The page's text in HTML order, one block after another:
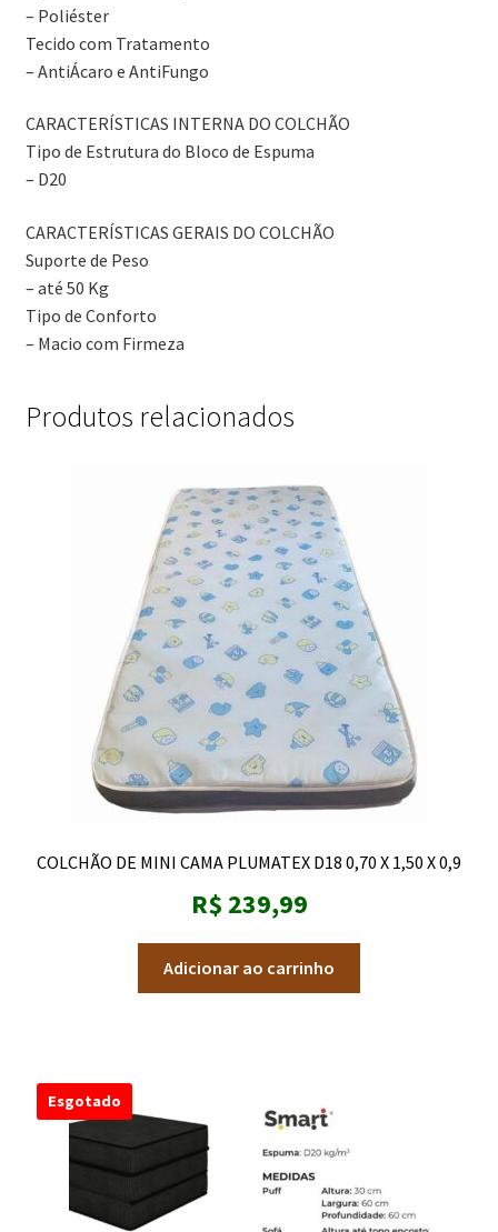
– Poliéster
Tecido com Tratamento
– AntiÁcaro e AntiFungo
CARACTERÍSTICAS INTERNA DO COLCHÃO
Tipo de Estrutura do Bloco de Espuma
– D20
CARACTERÍSTICAS GERAIS DO COLCHÃO
Suporte de Peso
– até 50 Kg
Tipo de Conforto
– Macio com Firmeza
Produtos relacionados
COLCHÃO DE MINI CAMA PLUMATEX D18 0,70 X 1,50 X 0,9
R$ 239,99
Adicionar ao carrinho
Esgotado